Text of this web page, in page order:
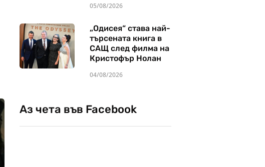
05/08/2026
„Одисея“ става най-
търсената книга в
САЩ след филма на
Кристофър Нолан
04/08/2026
Аз чета във Facebook